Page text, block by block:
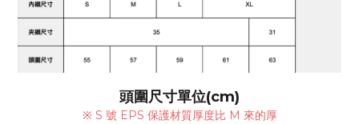
頭圍尺寸單位(cm)
※ S 號 EPS 保護材質厚度比 M 來的厚